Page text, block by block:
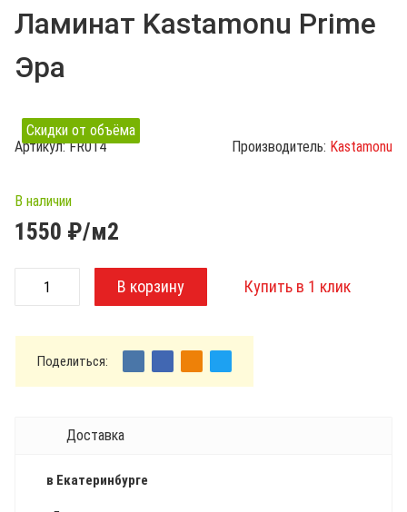
п
к
л
г
у
Ламинат Kastamonu Prime
Эра
Скидки от объёма
Артикул:FR014 Производитель: Kastamonu
В наличии
1550 ₽/м2
Поделиться:
Доставка
в Екатеринбурге